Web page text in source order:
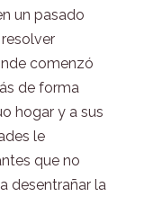
un pasado
comenzó
de forma
hogar y a sus
le
que no
desentrañar la